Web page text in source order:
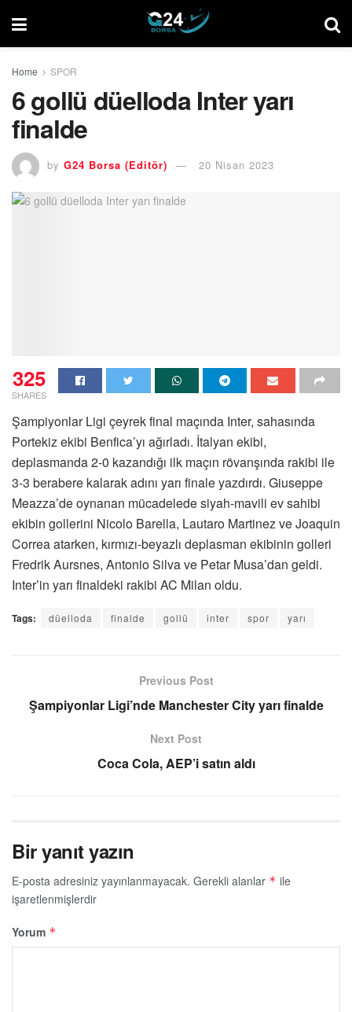
Home SPOR
6 gollü düelloda Inter yarı
finalde
by G24 Borsa (Editör) 20 Nisan 2023
325
SHARES
Şampiyonlar Ligi çeyrek final maçında Inter, sahasında
Portekiz ekibi Benfica’yı ağırladı. İtalyan ekibi,
deplasmanda 2-0 kazandığı ilk maçın rövanşında rakibi ile
3-3 berabere kalarak adını yarı finale yazdırdı. Giuseppe
Meazza’de oynanan mücadelede siyah-mavili ev sahibi
ekibin gollerini Nicolo Barella, Lautaro Martinez ve Joaquin
Correa atarken, kırmızı-beyazlı deplasman ekibinin golleri
Fredrik Aursnes, Antonio Silva ve Petar Musa’dan geldi.
Inter’in yarı finaldeki rakibi AC Milan oldu.
Tags: düelloda finalde gollü inter spor yarı
Previous Post
Şampiyonlar Ligi’nde Manchester City yarı finalde
Next Post
Coca Cola, AEP’i satın aldı
Bir yanıt yazın
E-posta adresiniz yayınlanmayacak. Gerekli alanlar * ile
işaretlenmişlerdir
Yorum *